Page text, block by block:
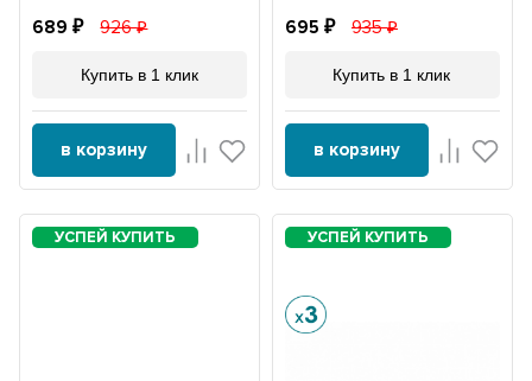
689 926
Купить в 1 клик
в корзину
695 935
Купить в 1 клик
в корзину